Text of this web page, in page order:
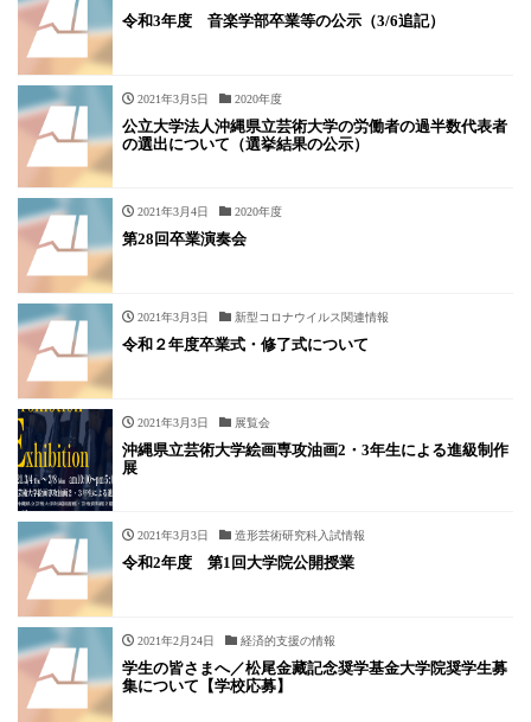
令和3年度 音楽学部卒業等の公示（3/6追記）
2021年3月5日 2020年度
公立大学法人沖縄県立芸術大学の労働者の過半数代表者
の選出について（選挙結果の公示）
2021年3月4日 2020年度
第28回卒業演奏会
2021年3月3日 新型コロナウイルス関連情報
令和２年度卒業式・修了式について
2021年3月3日 展覧会
沖縄県立芸術大学絵画専攻油画2・3年生による進級制作
展
2021年3月3日 造形芸術研究科入試情報
令和2年度 第1回大学院公開授業
2021年2月24日 経済的支援の情報
学生の皆さまへ／松尾金藏記念奨学基金大学院奨学生募
集について【学校応募】